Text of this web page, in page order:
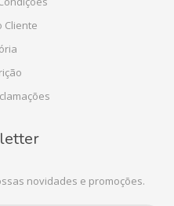
Cliente
novidades e promoções.